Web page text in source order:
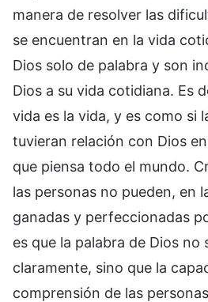
manera de resolver las
se encuentran en la vida
Dios solo de palabra y son
Dios a su vida cotidiana. Es
vida es la vida, y es como si
tuvieran relación con Dios
que piensa todo el mundo.
las personas no pueden, en
ganadas y perfeccionadas
es que la palabra de Dios no
claramente, sino que la
comprensión de las